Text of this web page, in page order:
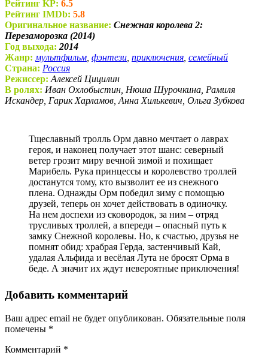
Рейтинг KP: 6.5
Рейтинг IMDb: 5.8
Оригинальное название: Снежная королева 2:
Перезаморозка (2014)
Год выхода: 2014
Жанр: мультфильм фэнтези приключения семейный
Страна: Россия
Режиссер: Алексей Цицилин
В ролях: Иван Охлобыстин, Нюша Шурочкина, Рамиля
Искандер, Гарик Харламов, Анна Хилькевич, Ольга Зубкова
Тщеславный тролль Орм давно мечтает о лаврах
героя, и наконец получает этот шанс: северный
ветер грозит миру вечной зимой и похищает
Марибель. Рука принцессы и королевство троллей
достанутся тому, кто вызволит ее из снежного
плена. Однажды Орм победил зиму с помощью
друзей, теперь он хочет действовать в одиночку.
На нем доспехи из сковородок, за ним – отряд
трусливых троллей, а впереди – опасный путь к
замку Снежной королевы. Но, к счастью, друзья не
помнят обид: храбрая Герда, застенчивый Кай,
удалая Альфида и весёлая Лута не бросят Орма в
беде. А значит их ждут невероятные приключения!
Добавить комментарий
Ваш адрес email не будет опубликован. Обязательные поля
помечены *
Комментарий *